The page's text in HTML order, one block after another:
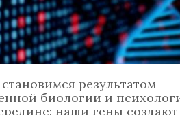
результатом
биологии и
наши гены создают